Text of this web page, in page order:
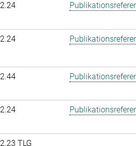
2.24
2.24
2.44
2.24
2.23 TLG